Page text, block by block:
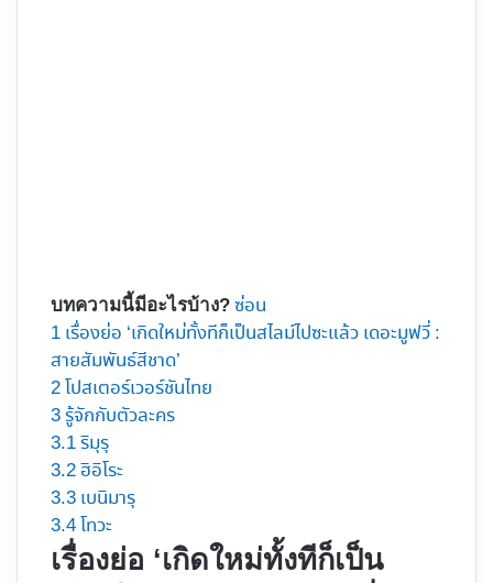
บทความนี้มีอะไรบ้าง? ซ่อน
1 เรื่องย่อ ‘เกิดใหม่ทั้งทีก็เป็นสไลม์ไปซะแล้ว เดอะมูฟวี่ :
สายสัมพันธ์สีชาด’
2 โปสเตอร์เวอร์ชันไทย
3รู้จักกับตัวละคร
3.1ริมุรุ
3.2ฮิอิโระ
3.3 เบนิมารุ
3.4 โทวะ
เรื่องย่อ ‘เกิดใหม่ทั้งทีก็เป็น